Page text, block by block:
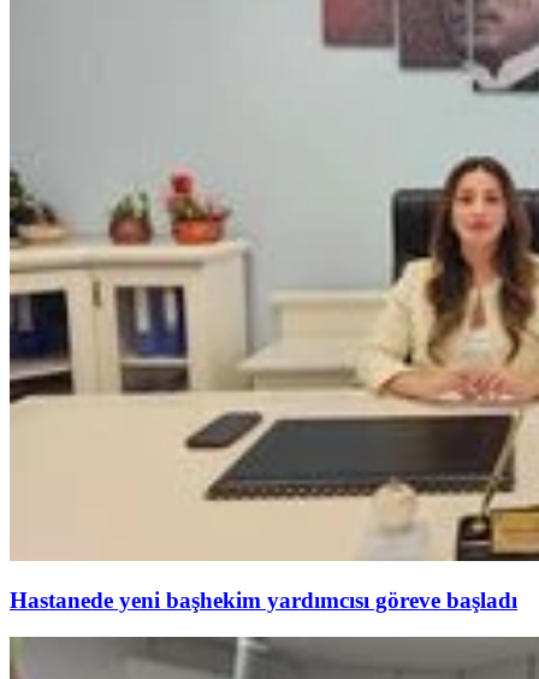
Hastanede yeni başhekim yardımcısı göreve başladı